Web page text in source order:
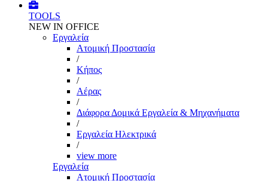
TOOLS
NEW IN OFFICE
Εργαλεία
Aτομική Προστασία
/
Kήπος
/
Αέρας
/
Διάφορα Δομικά Εργαλεία & Μηχανήματα
/
Εργαλεία Ηλεκτρικά
/
view more
Εργαλεία
Aτομική Προστασία